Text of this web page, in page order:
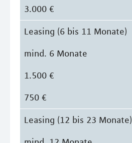
3.000 €
Leasing (6 bis 11 Monate)
mind. 6 Monate
1.500 €
750 €
Leasing (12 bis 23 Monate)